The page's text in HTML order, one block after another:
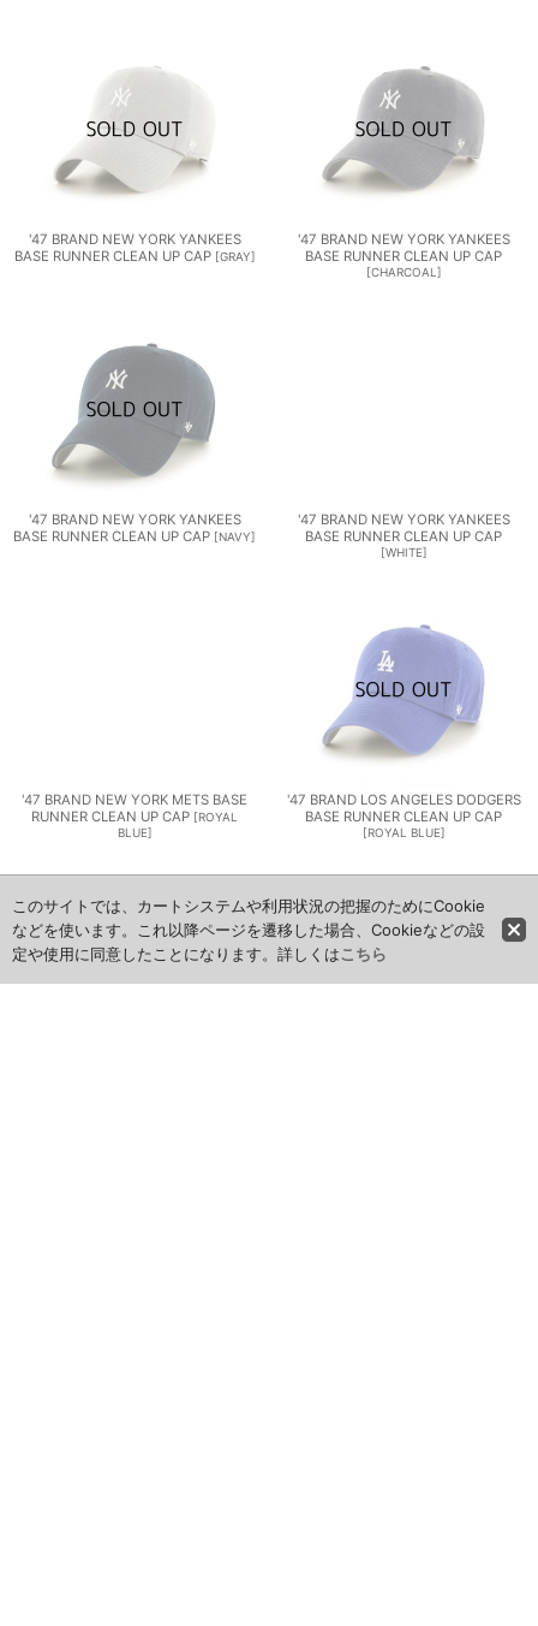
'47 BRAND NEW YORK YANKEES
BASE RUNNER CLEAN UP CAP [GRAY]
'47 BRAND NEW YORK YANKEES
BASE RUNNER CLEAN UP CAP
[CHARCOAL ]
'47 BRAND NEW YORK YANKEES
BASE RUNNER CLEAN UP CAP [NAVY]
'47 BRAND NEW YORK YANKEES
BASE RUNNER CLEAN UP CAP
[WHITE]
'47 BRAND NEW YORK METS BASE
RUNNER CLEAN UP CAP [ROYAL
BLUE]
'47 BRAND LOS ANGELES DODGERS
BASE RUNNER CLEAN UP CAP
[ROYAL BLUE]
このサイトでは、カートシステムや利用状況の把握のためにCookie
などを使います。これ以降ページを遷移した場合、Cookieなどの設
定や使用に同意したことになります。詳しくはこちら